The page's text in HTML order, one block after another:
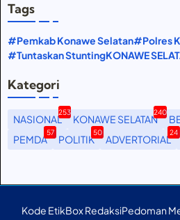
Tags
#Pemkab Konawe Selatan#Polres
#Tuntaskan StuntingKONAWE
Kategori
NASIONAL
253
KONAWE SELATAN
240
PEMDA
57
POLITIK
50
ADVERTORIAL
24
Kode EtikBox RedaksiPedoman